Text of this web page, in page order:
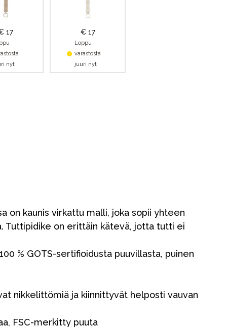
17
nyt
€ 17
Loppu
varastosta
juuri nyt
on kaunis virkattu malli, joka sopii yhteen
Tuttipidike on erittäin kätevä, jotta tutti ei
% GOTS-sertifioidusta puuvillasta, puinen
nikkelittömiä ja kiinnittyvät helposti vauvan
FSC-merkitty puuta
Kampanjat
Lahjavinkkejä